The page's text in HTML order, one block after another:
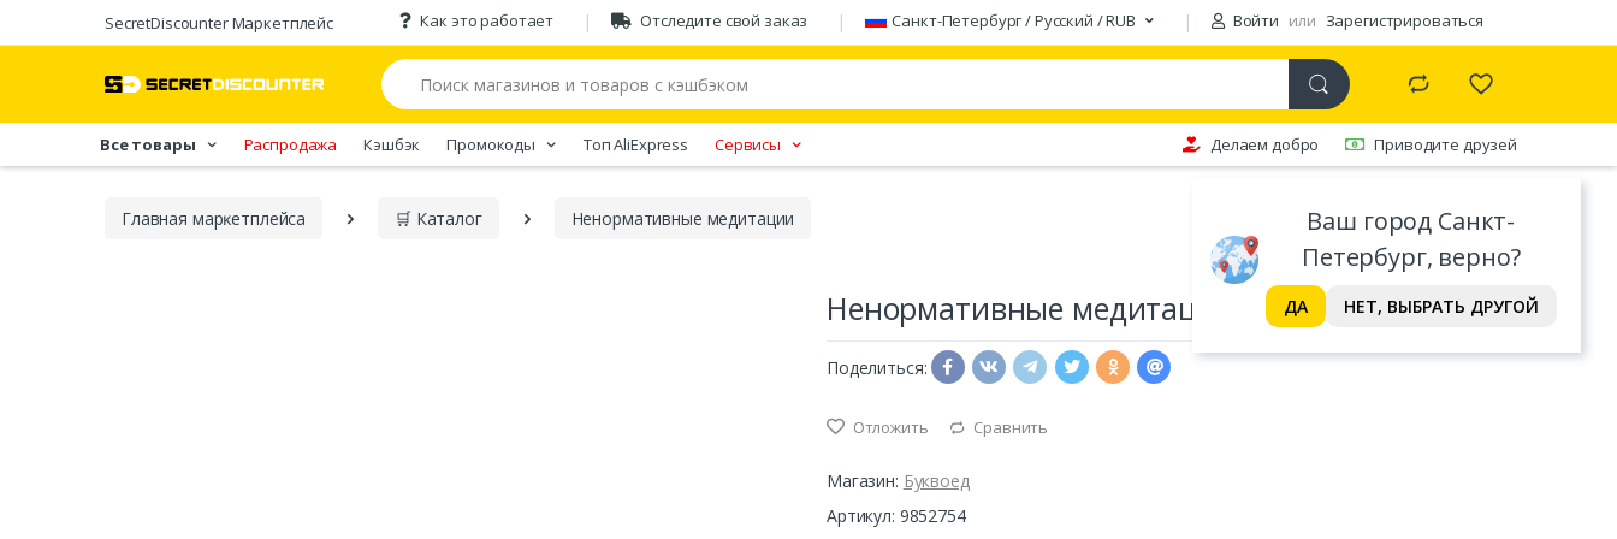
SecretDiscounter Маркетплейс Как это работает Отследите свой заказ Санкт-Петербург / Русский / RUB Войти или Зарегистрироваться
Ваш город Санкт-
Петербург, верно?
ДА НЕТ, ВЫБРАТЬ ДРУГОЙ
Все товары Распродажа Кэшбэк Промокоды Tоп AliExpress Сервисы Делаем добро Приводите друзей
Главная марĸетплейса 🛒 Каталог Ненормативные медитации
Ненормативные медитации
Поделиться:
Отложить Сравнить
Магазин: Буквоед
Артикул: 9852754